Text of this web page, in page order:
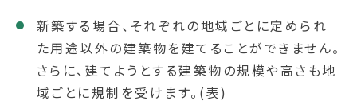
新築する場合、それぞれの地域ごとに定められ
た用途以外の建築物を建てることができません。
さらに、建てようとする建築物の規模や高さも地
域ごとに規制を受けます。(表)